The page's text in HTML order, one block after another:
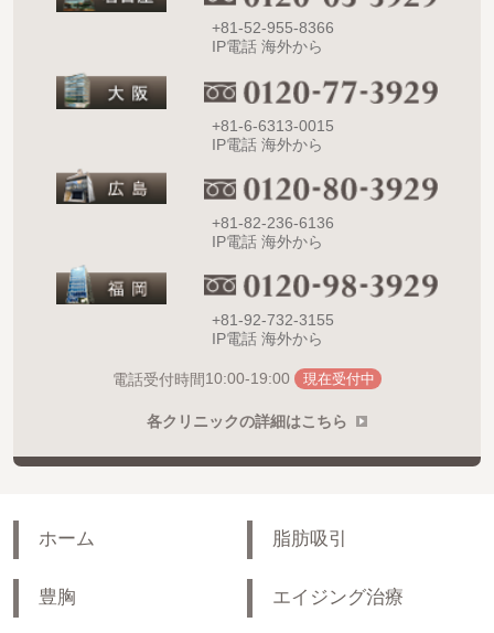
+81-52-955-8366
IP電話 海外から
+81-6-6313-0015
IP電話 海外から
+81-82-236-6136
IP電話 海外から
+81-92-732-3155
IP電話 海外から
電話受付時間10:00-19:00 現在受付中
各クリニックの詳細はこちら
ホーム 脂肪吸引
豊胸 エイジング治療